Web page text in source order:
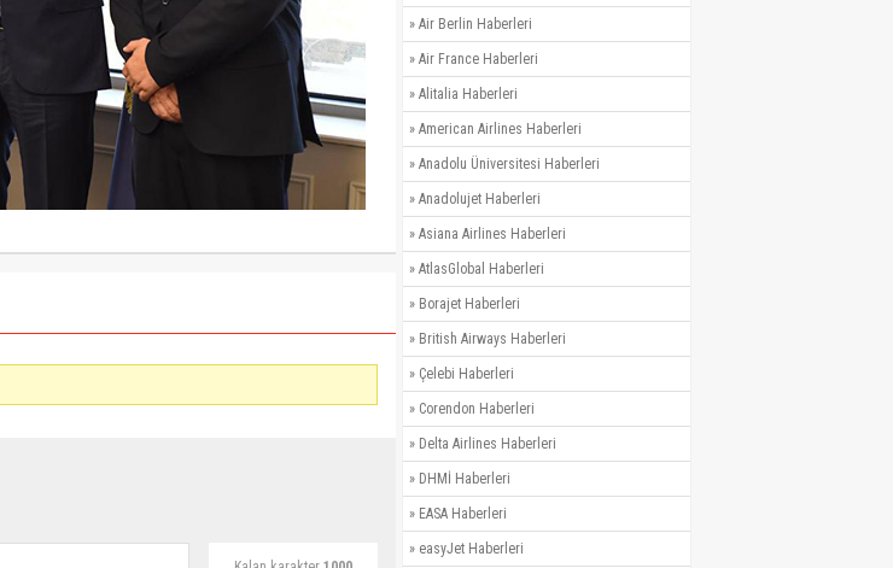
» Air Berlin Haberleri
» Air France Haberleri
» Alitalia Haberleri
» American Airlines Haberleri
» Anadolu Üniversitesi Haberleri
» Anadolujet Haberleri
» Asiana Airlines Haberleri
» AtlasGlobal Haberleri
» Borajet Haberleri
» British Airways Haberleri
» Çelebi Haberleri
» Corendon Haberleri
» Delta Airlines Haberleri
» DHMİ Haberleri
» EASA Haberleri
» easyJet Haberleri